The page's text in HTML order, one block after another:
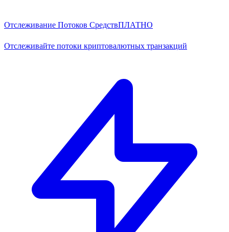
Отслеживание Потоков СредствПЛАТНО
Отслеживайте потоки криптовалютных транзакций